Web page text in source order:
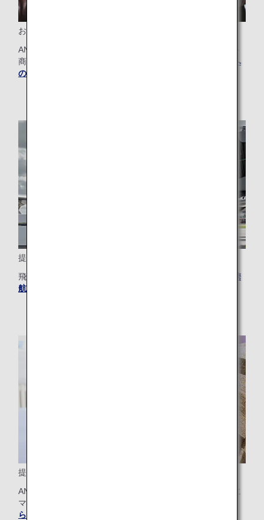
お買い物やサービスにマイルを
ANAマイレージクラブ会員の方は、貯めたマイルをデパート
商品券やクーポン券に交換できます。
マイルのその他特典へ
のご利用方法についてはこちら
提携航空会社
飛行機が滑走路を離れた瞬間に、マイルが貯まります。
提携
航空会社の詳細はこちら
提携ホテル
ANA提携ホテルでは、一流ホテルにご宿泊しながら、同時に
マイルを貯めることができます。
ら